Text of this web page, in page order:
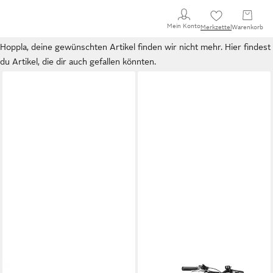
Mein KontoMerkzettel Warenkorb
Hoppla, deine gewünschten Artikel finden wir nicht mehr. Hier findest
du Artikel, die dir auch gefallen könnten.